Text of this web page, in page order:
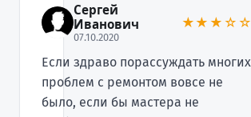
Сергей
Иванович
07.10.2020
★★★☆☆
Если здраво порассуждать многих
проблем с ремонтом вовсе не
было, если бы мастера не